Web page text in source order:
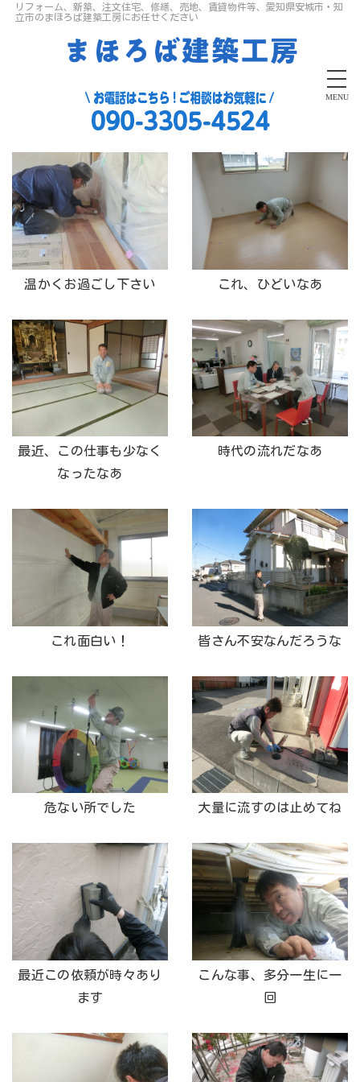
リフォーム、新築、注文住宅、修繕、売地、賃貸物件等、愛知県安城市・知
立市のまほろば建築工房にお任せください
MENU
温かくお過ごし下さい これ、ひどいなあ
最近、この仕事も少なく
なったなあ
時代の流れだなあ
これ面白い！ 皆さん不安なんだろうな
危ない所でした 大量に流すのは止めてね
最近この依頼が時々あり
ます
こんな事、多分一生に一
回